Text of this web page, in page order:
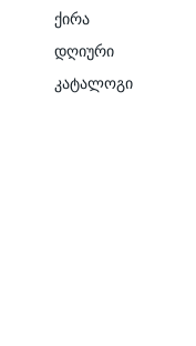
ქირა
დღიური
კატალოგი